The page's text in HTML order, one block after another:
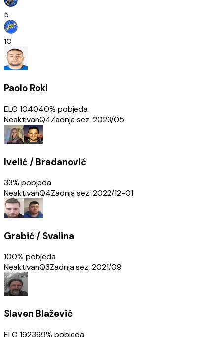
5
10
Paolo Roki
ELO 104040% pobjeda
NeaktivanQ4Zadnja sez. 2023/05
Ivelić / Bradanović
33% pobjeda
NeaktivanQ4Zadnja sez. 2022/12-01
Grabić / Svalina
100% pobjeda
NeaktivanQ3Zadnja sez. 2021/09
Slaven Blažević
ELO 192369% pobjeda